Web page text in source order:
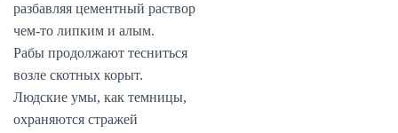
разбавляя цементный раствор
чем-то липким и алым.
Рабы продолжают тесниться
возле скотных корыт.
Людские умы, как темницы,
охраняются стражей